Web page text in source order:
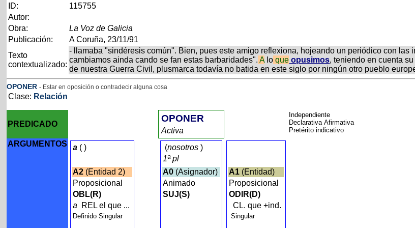
ID:
115755
Autor:
Obra:
La Voz de Galicia
Publicación:
A Coruña, 23/11/91
Texto
contextualizado:
- llamaba "sindéresis común". Bien, pues este amigo reflexiona, hojeando un periódico con
cambiamos ainda cando se fan estas barbaridades". A lo que opusimos, teniendo en cuenta
de nuestra Guerra Civil, plusmarca todavía no batida en este siglo por ningún otro pueblo
OPONER - Estar en oposición o contradecir alguna cosa
Clase: Relación
PREDICADO
OPONER
Activa
Independiente
Declarativa Afirmativa
Pretérito indicativo
ARGUMENTOS a ( )
A2 (Entidad 2)
Proposicional
OBL(R)
a REL el que ...
Definido Singular
(nosotros )
1ª pl
A0 (Asignador)
Animado
SUJ(S)
A1 (Entidad)
Proposicional
ODIR(D)
CL. que +ind.
Singular